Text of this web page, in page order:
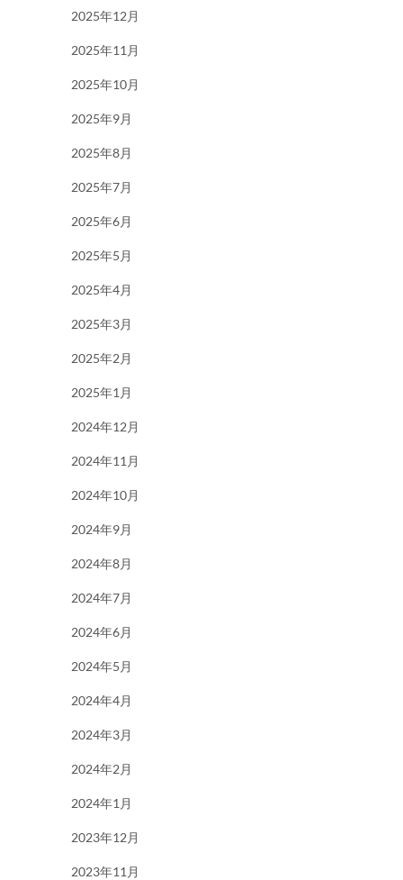
2025年12月
2025年11月
2025年10月
2025年9月
2025年8月
2025年7月
2025年6月
2025年5月
2025年4月
2025年3月
2025年2月
2025年1月
2024年12月
2024年11月
2024年10月
2024年9月
2024年8月
2024年7月
2024年6月
2024年5月
2024年4月
2024年3月
2024年2月
2024年1月
2023年12月
2023年11月